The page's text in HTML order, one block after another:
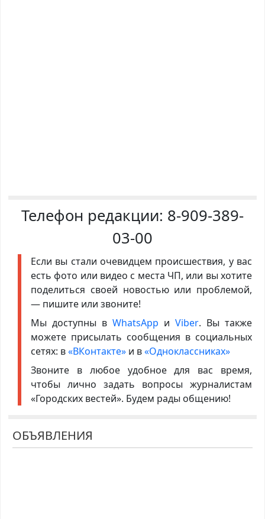
Телефон редакции: 8-909-389-
03-00
Если вы стали очевидцем происшествия, у вас
есть фото или видео с места ЧП, или вы хотите
поделиться своей новостью или проблемой,
— пишите или звоните!
Мы доступны в WhatsApp иViber. Вы также
можете присылать сообщения в социальных
сетях: в«ВКонтакте»и в«Одноклассниках»
Звоните в любое удобное для вас время,
чтобы лично задать вопросы журналистам
«Городских вестей». Будем рады общению!
ОБЪЯВЛЕНИЯ